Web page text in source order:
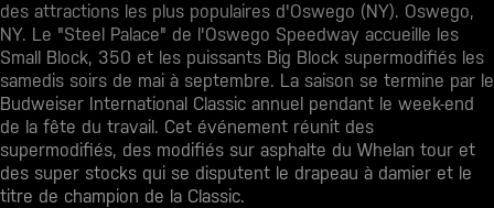
des attractions les plus populaires d'Oswego (NY). Oswego,
NY. Le "Steel Palace" de l'Oswego Speedway accueille les
Small Block, 350 et les puissants Big Block supermodifiés les
samedis soirs de mai à septembre. La saison se termine par le
Budweiser International Classic annuel pendant le week-end
de la fête du travail. Cet événement réunit des
supermodifiés, des modifiés sur asphalte du Whelan tour et
des super stocks qui se disputent le drapeau à damier et le
titre de champion de la Classic.